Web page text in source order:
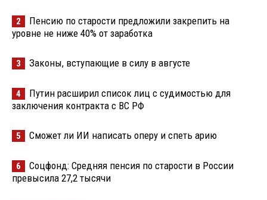
2
Пенсию по старости предложили закрепить на
уровне не ниже 40% от заработка
3 Законы, вступающие в силу в августе
4
Путин расширил список лиц с судимостью для
заключения контракта с ВС РФ
5 Сможет ли ИИ написать оперу и спеть арию
6
Соцфонд: Средняя пенсия по старости в России
превысила 27,2 тысячи